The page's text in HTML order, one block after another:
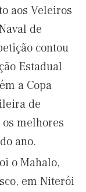
aos Veleiros
de
contou
Estadual
a Copa
de
melhores
ano.
o Mahalo,
em Niterói